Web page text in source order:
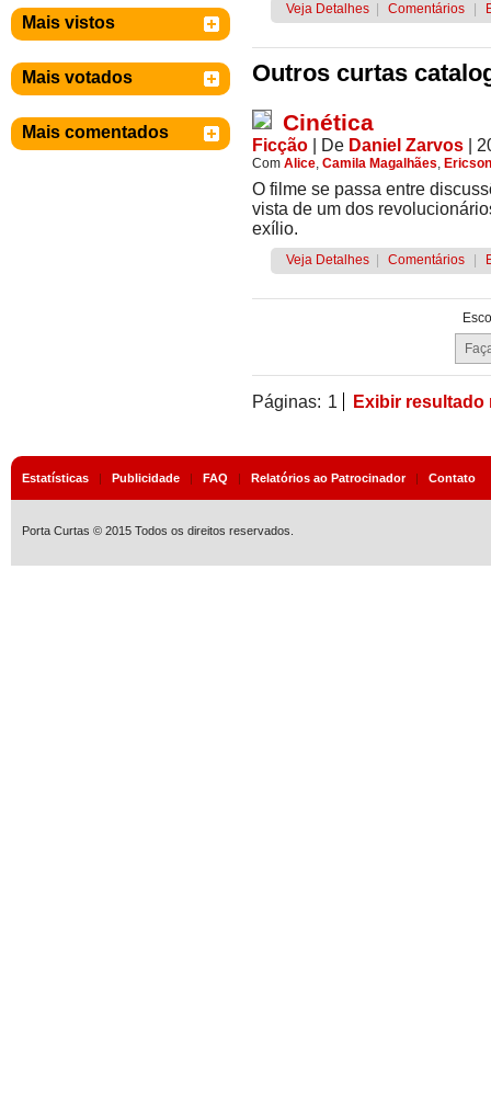
Mais vistos
Mais votados
Mais comentados
Veja Detalhes Comentários
Outros curtas
Cinética
Ficção De Daniel Zarvos |
Com Alice, Camila Magalhães,
O filme se passa entre
vista de um dos
exílio.
Veja Detalhes Comentários
Páginas: 1 Exibir resultado
Estatísticas | Publicidade | FAQ | Relatórios ao Patrocinador| Contato
Porta Curtas © 2015 Todos os direitos reservados.